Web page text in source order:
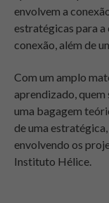
envolvem a
estratégicas para a
conexão, além de
Com um amplo
aprendizado, quem
uma bagagem
de uma
envolvendo os
Instituto Hélice.